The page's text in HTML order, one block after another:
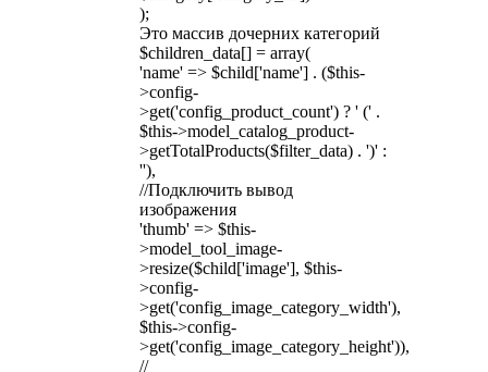
);
Это массив дочерних категорий
$children_data[] = array(
'name' => $child['name'] . ($this-
>config-
>get('config_product_count') ? ' (' .
$this->model_catalog_product-
>getTotalProducts($filter_data) . ')' :
''),
//Подключить вывод
изображения
'thumb' => $this-
>model_tool_image-
>resize($child['image'], $this-
>config-
>get('config_image_category_width'),
$this->config-
>get('config_image_category_height')),
//